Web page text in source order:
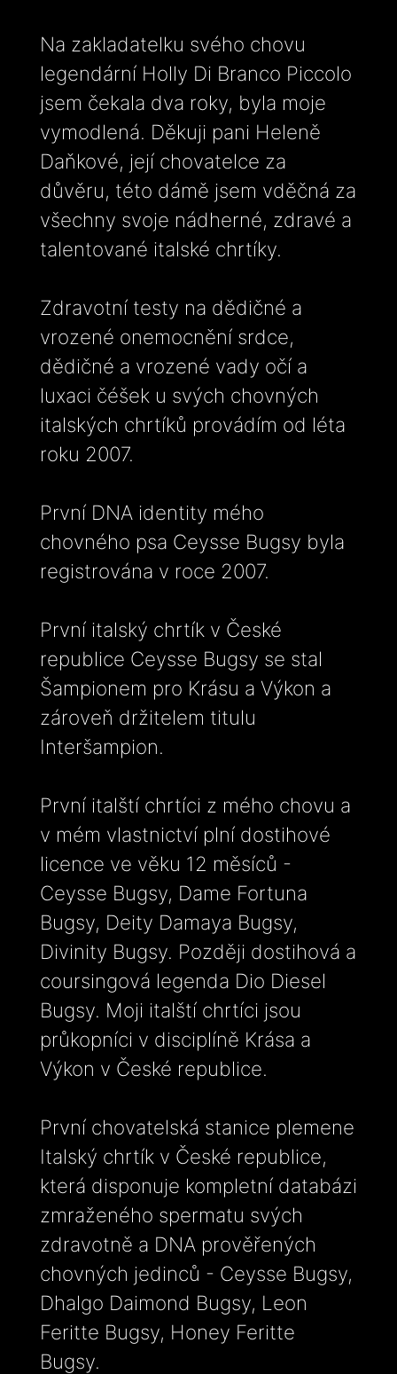
Na zakladatelku svého chovu
legendární Holly Di Branco Piccolo
jsem čekala dva roky, byla moje
vymodlená. Děkuji pani Heleně
Daňkové, její chovatelce za
důvěru, této dámě jsem vděčná za
všechny svoje nádherné, zdravé a
talentované italské chrtíky.
Zdravotní testy na dědičné a
vrozené onemocnění srdce,
dědičné a vrozené vady očí a
luxaci čéšek u svých chovných
italských chrtíků provádím od léta
roku 2007.
První DNA identity mého
chovného psa Ceysse Bugsy byla
registrována v roce 2007.
První italský chrtík v České
republice Ceysse Bugsy se stal
Šampionem pro Krásu a Výkon a
zároveň držitelem titulu
Interšampion.
První italští chrtíci z mého chovu a
v mém vlastnictví plní dostihové
licence ve věku 12 měsíců -
Ceysse Bugsy, Dame Fortuna
Bugsy, Deity Damaya Bugsy,
Divinity Bugsy. Později dostihová a
coursingová legenda Dio Diesel
Bugsy. Moji italští chrtíci jsou
průkopníci v disciplíně Krása a
Výkon v České republice.
První chovatelská stanice plemene
Italský chrtík v České republice,
která disponuje kompletní databázi
zmraženého spermatu svých
zdravotně a DNA prověřených
chovných jedinců - Ceysse Bugsy,
Dhalgo Daimond Bugsy, Leon
Feritte Bugsy, Honey Feritte
Bugsy.